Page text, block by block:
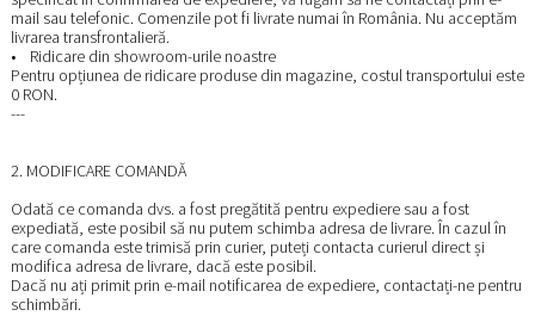
mail sau telefonic. Comenzile pot fi livrate numai în România. Nu acceptăm
livrarea transfrontalieră.
• Ridicare din showroom-urile noastre
Pentru opțiunea de ridicare produse din magazine, costul transportului este
0 RON.
---
2. MODIFICARE COMANDĂ
Odată ce comanda dvs. a fost pregătită pentru expediere sau a fost
expediată, este posibil să nu putem schimba adresa de livrare. În cazul în
care comanda este trimisă prin curier, puteți contacta curierul direct și
modifica adresa de livrare, dacă este posibil.
Dacă nu ați primit prin e-mail notificarea de expediere, contactați-ne pentru
schimbări.